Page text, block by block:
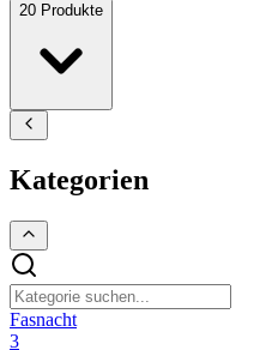
20 Produkte
Kategorien
Fasnacht
3